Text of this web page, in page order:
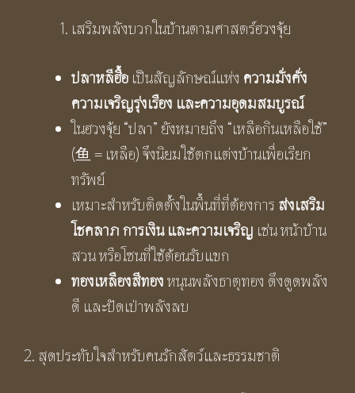
เสริมพลังบวกในบ้านตามศาสตร์ฮวงจุ้ย
ปลาหลีฮื้อ เป็นสัญลักษณ์แห่ง ความมั่งคั่ง
ความเจริญรุ่งเรือง และความอุดมสมบูรณ์
ในฮวงจุ้ย “ปลา” ยังหมายถึง “เหลือกินเหลือใช้”
(鱼 = เหลือ) จึงนิยมใช้ตกแต่งบ้านเพื่อเรียก
ทรัพย์
เหมาะสำหรับติดตั้งในพื้นที่ที่ต้องการ ส่งเสริม
โชคลาภ การเงิน และความเจริญ เช่น หน้าบ้าน
สวน หรือโซนที่ใช้ต้อนรับแขก
ทองเหลืองสีทองหนุนพลังธาตุทอง ดึงดูดพลัง
ดี และปัดเป่าพลังลบ
2. สุดประทับใจสำหรับคนรักสัตว์และธรรมชาติ